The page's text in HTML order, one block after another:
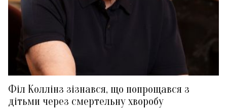
Філ Коллінз зізнався, що попрощався з
дітьми через смертельну хворобу